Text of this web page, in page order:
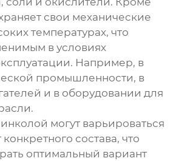
свои механические
температурах, что
в условиях
Например, в
промышленности, в
и в оборудовании для
могут варьироваться
состава, что
оптимальный вариант